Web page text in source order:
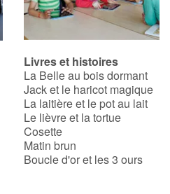
Livres et histoires
La Belle au bois dormant
Jack et le haricot magique
La laitière et le pot au lait
Le lièvre et la tortue
Cosette
Matin brun
Boucle d'or et les 3 ours